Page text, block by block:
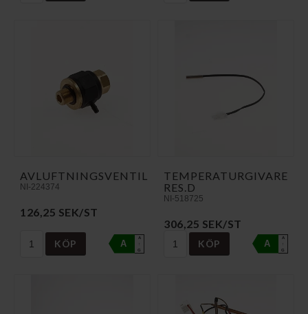
AVLUFTNINGSVENTIL
NI-224374
126,25 SEK/ST
KÖP A
A
↑
G
TEMPERATURGIVARE
RES.D
NI-518725
306,25 SEK/ST
KÖP A
A
↑
G